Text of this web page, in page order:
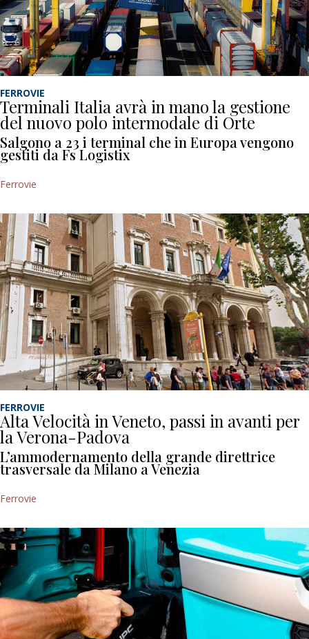
FERROVIE
Terminali Italia avrà in mano la gestione
del nuovo polo intermodale di Orte
Salgono a 23 i terminal che in Europa vengono
gestiti da Fs Logistix
Ferrovie
FERROVIE
Alta Velocità in Veneto, passi in avanti per
la Verona-Padova
L’ammodernamento della grande direttrice
trasversale da Milano a Venezia
Ferrovie